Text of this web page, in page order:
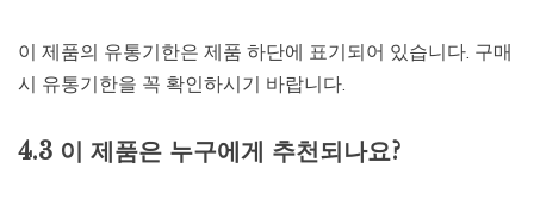
이 제품의 유통기한은 제품 하단에 표기되어 있습니다. 구매
시 유통기한을 꼭 확인하시기 바랍니다.
4.3 이 제품은 누구에게 추천되나요?